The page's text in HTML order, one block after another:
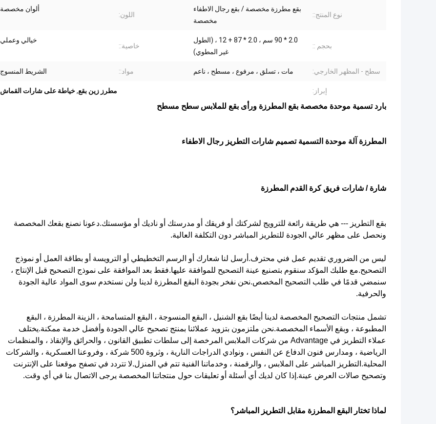
نوع المنتج::
بقع مطرزة مخصصة / بقع رجال الاطفاء
مخصصة
اللون:
ألوان مخصصة
بحجم ::
2.0 * 90 سم ، 2.0 * 87 + 12 ، (الطول
غير المطوي)
خاصية::
خيالي وعملي
سطح - المظهر الخارجي: مات ، تسلق ، مرفوع ، مسطح ، ناعم مواد:: الشريط المنسوج
إبراز: مطرز زين بقع,خياطة على شارات القماش
بارد تسمية موحدة مخصصة بقع المطرزة ورأى بقع للملابس سطح مسطح
المطرزة آلة موحدة التسمية تصميم شارات التطريز رجال الاطفاء
شارة / شارات فريق كرة القدم المطرزة
بقع التطريز --- هي طريقة رائعة للترويج لشركتك أو فريقك أو مدرستك أو ناديك أو مؤسستك.دعونا نصنع بقعك المخصصة
ونحصل على مظهر عالي الجودة للتطريز المباشر دون التكلفة العالية.
ليس من الضروري تقديم عمل فني محترف.أرسل لنا شعارك أو الرسم التخطيطي أو الترويسة أو بطاقة العمل أو نموذج
التصحيح.مع طلبك المؤكد سنقوم بتصنيع عينة التصحيح للموافقة عليها.فقط بعد الموافقة على نموذج التصحيح قبل الإنتاج ،
سنمضي قدمًا في طلب التصحيح المخصص.نحن نفخر بجودة البقع المطرزة لدينا ولن نستخدم سوى المواد عالية الجودة
والحرفية.
تشمل منتجات التصحيح المخصصة لدينا أيضًا بقع الشنيل ، البقع المنسوجة ، البقع المتسامحة ، الزينة المطرزة ، البقع
المطبوعة ، وبقع الأسماء المخصصة.نحن ملتزمون بتزويد عملائنا بمنتج تصحيح عالي الجودة وأفضل خدمة ممكنة.يختلف
عملاء التطريز في Advantage من شركات الملابس المرخصة إلى سلطات تطبيق القانون ، والحرائق والإنقاذ ، والمنظمات
الرياضية ، ومدارس فنون الدفاع عن النفس ، ونوادي الدراجات النارية ، وثروة 500 شركة ، وفروعنا العسكرية ، والشركات
المحلية.التطريز المباشر على الملابس ، والرقمنة ، وخدماتنا الفنية تتم في المنزل.لا تتردد في تصفح موقعنا على الإنترنت
وتصحيح صالات العرض عينة.إذا كان لديك أي أسئلة أو تعليقات حول منتجاتنا المخصصة يرجى الاتصال بنا في أي وقت.
لماذا تختار البقع المطرزة مقابل التطريز المباشر؟